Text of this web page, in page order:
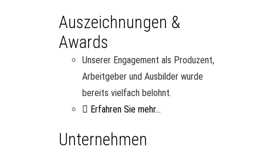
Auszeichnungen &
Awards
Unserer Engagement als Produzent,
Arbeitgeber und Ausbilder wurde
bereits vielfach belohnt.
Erfahren Sie mehr...
Unternehmen